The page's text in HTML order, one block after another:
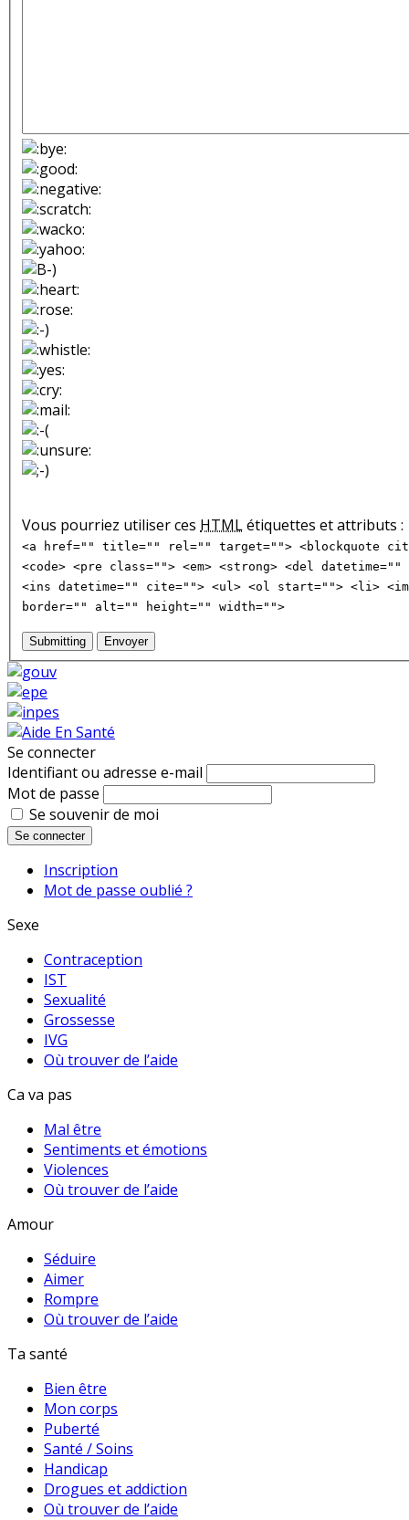
Vous pourriez utiliser ces HTMLétiquettes et attributs :
<a href="" title="" rel="" target=""> <blockquote
<code> <pre class=""> <em> <strong> <del
<ins datetime="" cite=""> <ul> <ol start=""> <li>
border="" alt="" height="" width="">
Submitting Envoyer
Se connecter
Identifiant ou adresse e-mail
Mot de passe
Se souvenir de moi
Se connecter
Inscription
Mot de passe oublié ?
Sexe
Contraception
IST
Sexualité
Grossesse
IVG
Où trouver de l’aide
Ca va pas
Mal être
Sentiments et émotions
Violences
Où trouver de l’aide
Amour
Séduire
Aimer
Rompre
Où trouver de l’aide
Ta santé
Bien être
Mon corps
Puberté
Santé / Soins
Handicap
Drogues et addiction
Où trouver de l’aide